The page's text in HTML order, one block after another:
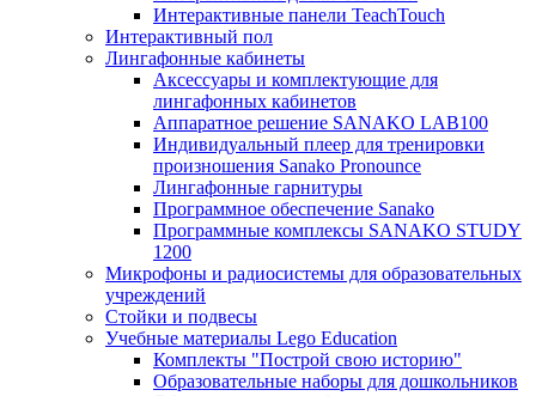
Интерактивные панели TeachTouch
Интерактивный пол
Лингафонные кабинеты
Аксессуары и комплектующие для
лингафонных кабинетов
Аппаратное решение SANAKO LAB100
Индивидуальный плеер для тренировки
произношения Sanako Pronounce
Лингафонные гарнитуры
Программное обеспечение Sanako
Программные комплексы SANAKO STUDY
1200
Микрофоны и радиосистемы для образовательных
учреждений
Стойки и подвесы
Учебные материалы Lego Education
Комплекты "Построй свою историю"
Образовательные наборы для дошкольников